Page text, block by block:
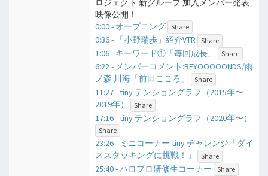
映像公開！
0:00 - オープニング Share
0:36 - 「小野瑞歩」紹介VTR Share
1:06 - キーワード①「毎回成長」 Share
6:22 - メンバーコメント:BEYOOOOONDS/雨
ノ森 川海「前田こころ」
Share
11:27 - tiny テンショングラフ（2015年〜
2019年）
Share
17:16 - tiny テンショングラフ（2020年〜）
Share
23:26 - ミニコーナー tiny チャレンジ「ダイ
ススタッキングに挑戦！」
Share
25:40 - ハロプロ研修生コーナー Share